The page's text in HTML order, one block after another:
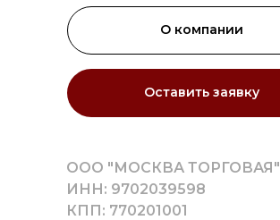
Оставить заявку
О компании
ООО "МОСКВА ТОРГОВАЯ"
ИНН: 9702039598
КПП: 770201001